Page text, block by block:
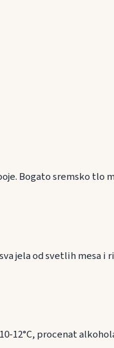
Bogato sremsko tlo
jela od svetlih mesa i
12°C, procenat